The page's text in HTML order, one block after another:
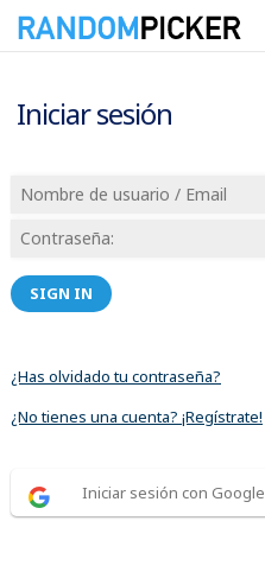
Iniciar sesión
SIGN IN
¿Has olvidado tu contraseña?
¿No tienes una cuenta? ¡Regístrate!
Iniciar sesión con Google